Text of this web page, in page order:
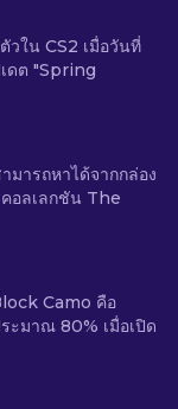
ใน CS2 เมื่อวันที่
ดต "Spring
ารถหาได้จากกล่อง
อลเลกชัน The
Camo คือ
ะมาณ 80% เมื่อเปิด